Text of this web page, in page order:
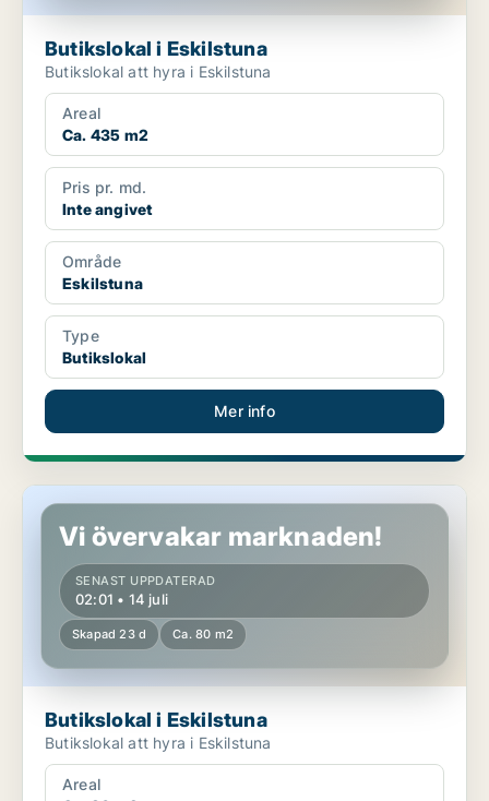
Butikslokal i Eskilstuna
Butikslokal att hyra i Eskilstuna
Areal
Ca. 435 m2
Pris pr. md.
Inte angivet
Område
Eskilstuna
Type
Butikslokal
Mer info
Butikslokal i Eskilstuna
Vi övervakar marknaden!
SENAST UPPDATERAD
02:01 • 14 juli
Skapad 23 d Ca. 80 m2
Butikslokal i Eskilstuna
Butikslokal att hyra i Eskilstuna
Areal